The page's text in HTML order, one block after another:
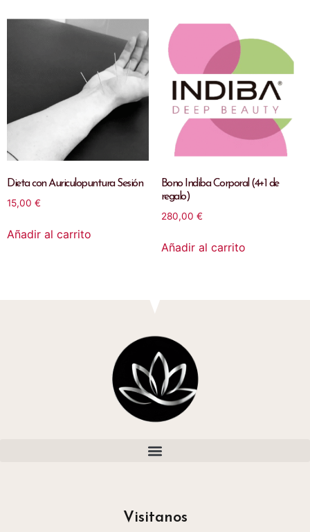
Dieta con Auriculopuntura Sesión
15,00 €
Añadir al carrito
Bono Indiba Corporal (4+1 de
regalo)
280,00 €
Añadir al carrito
Visitanos